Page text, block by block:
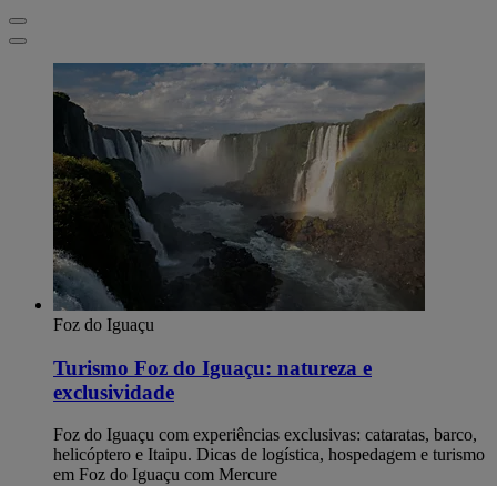
Foz do Iguaçu
Turismo Foz do Iguaçu: natureza e
exclusividade
Foz do Iguaçu com experiências exclusivas: cataratas, barco,
helicóptero e Itaipu. Dicas de logística, hospedagem e turismo
em Foz do Iguaçu com Mercure